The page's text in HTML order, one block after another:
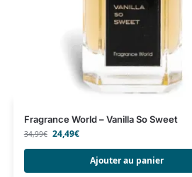
Fragrance World – Vanilla So Sweet
34,99€ 24,49€
Ajouter au panier